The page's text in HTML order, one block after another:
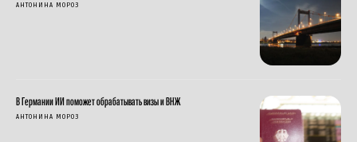
АНТОНИНА МОРОЗ
В Германии ИИ поможет обрабатывать визы и ВНЖ
АНТОНИНА МОРОЗ